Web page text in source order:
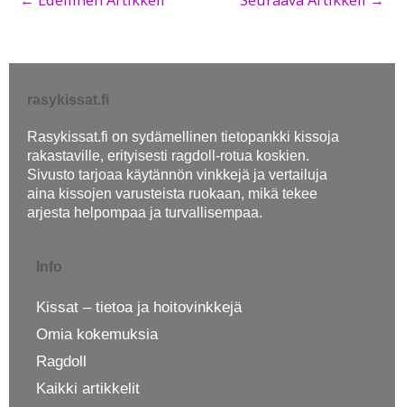
rasykissat.fi
Rasykissat.fi on sydämellinen tietopankki kissoja
rakastaville, erityisesti ragdoll-rotua koskien.
Sivusto tarjoaa käytännön vinkkejä ja vertailuja
aina kissojen varusteista ruokaan, mikä tekee
arjesta helpompaa ja turvallisempaa.
Info
Kissat – tietoa ja hoitovinkkejä
Omia kokemuksia
Ragdoll
Kaikki artikkelit